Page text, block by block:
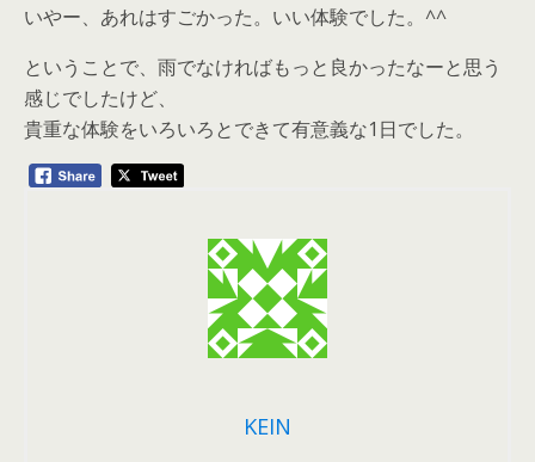
いやー、あれはすごかった。いい体験でした。^^
ということで、雨でなければもっと良かったなーと思う
感じでしたけど、
貴重な体験をいろいろとできて有意義な1日でした。
KEIN